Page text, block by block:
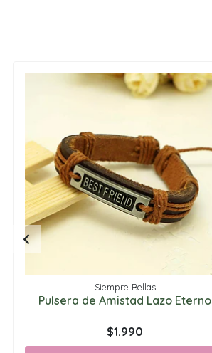
Siempre Bellas
Pulsera de Amistad Lazo Eterno
$1.990